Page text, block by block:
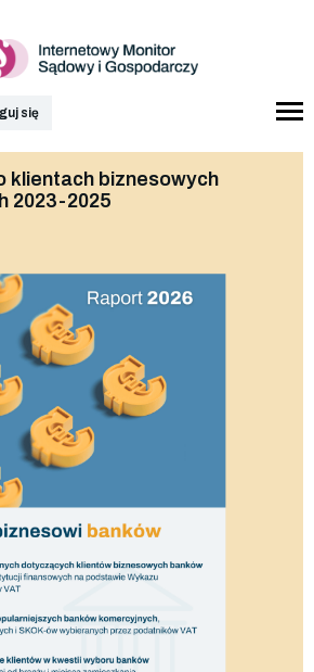
się
klientach biznesowych
2023-2025